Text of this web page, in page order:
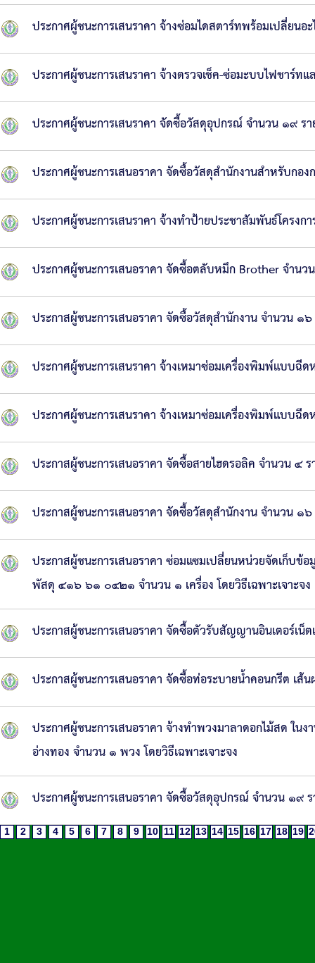
ประกาศผู้ชนะการเสนราคา จ้างซ่อมไดสตาร์ทพร้อมเปลี่ยน
ประกาศผู้ชนะการเสนราคา จ้างตรวจเช็ค-ซ่อมะบบไฟชาร์
ประกาศผู้ชนะการเสนราคา จัดซื้อวัสดุอุปกรณ์ จำนวน ๑๙ รา
ประกาศผู้ชนะการเสนอราคา จัดซื้อวัสดุสำนักงานสำหรับกอง
ประกาศผู้ชนะการเสนราคา จ้างทำป้ายประชาสัมพันธ์โครง
ประกาศผู้ชนะการเสนอราคา จัดซื้อตลับหมึก Brother จำนวน
ประกาสผู้ชนะการเสนอราคา จัดซื้อวัสดุสำนักงาน จำนวน ๑๖
ประกาศผู้ชนะการเสนราคา จ้างเหมาซ่อมเครื่องพิมพ์แบบ
ประกาศผู้ชนะการเสนราคา จ้างเหมาซ่อมเครื่องพิมพ์แบบ
ประกาสผู้ชนะการเสนอราคา จัดซื้อสายไฮดรอลิค จำนวน ๔ ร
ประกาสผู้ชนะการเสนอราคา จัดซื้อวัสดุสำนักงาน จำนวน ๑๖
ประกาสผู้ชนะการเสนอราคา ซ่อมแซมเปลี่ยนหน่วยจัดเก็บ
พัสดุ ๔๑๖ ๖๑ ๐๔๒๑ จำนวน ๑ เครื่อง โดยวิธีเฉพาะเจาะจง
ประกาสผู้ชนะการเสนอราคา จัดซื้อตัวรับสัญญานอินเตอร์เน็
ประกาสผู้ชนะการเสนอราคา จัดซื้อท่อระบายน้ำคอนกรีต เ
ประกาศผู้ชนะการเสนอราคา จ้างทำพวงมาลาดอกไม้สด
อ่างทอง จำนวน ๑ พวง โดยวิธีเฉพาะเจาะจง
ประกาศผู้ชนะการเสนอราคา จัดซื้อวัสดุอุปกรณ์ จำนวน ๑๙ ร
1 2 3 4 5 6 7 8 9 10 11 12 13 14 15 16 17 18 19